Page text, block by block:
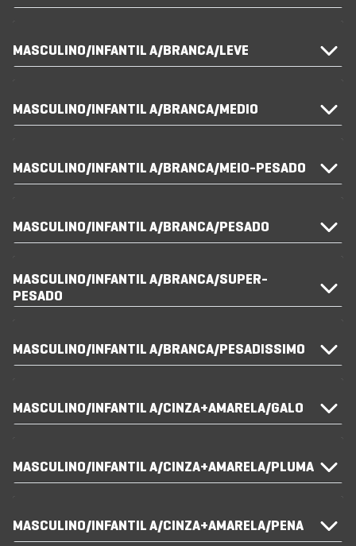
MASCULINO/INFANTIL A/BRANCA/LEVE
MASCULINO/INFANTIL A/BRANCA/MEDIO
MASCULINO/INFANTIL A/BRANCA/MEIO-PESADO
MASCULINO/INFANTIL A/BRANCA/PESADO
MASCULINO/INFANTIL A/BRANCA/SUPER-
PESADO
MASCULINO/INFANTIL A/BRANCA/PESADISSIMO
MASCULINO/INFANTIL A/CINZA+AMARELA/GALO
MASCULINO/INFANTIL A/CINZA+AMARELA/PLUMA
MASCULINO/INFANTIL A/CINZA+AMARELA/PENA